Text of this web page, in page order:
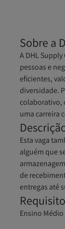
Sobre a
A DHL
pessoas e
eficientes,
diversidade.
colaborativo,
uma carreira
Esta vaga
alguém que
de
entregas até
Ensino